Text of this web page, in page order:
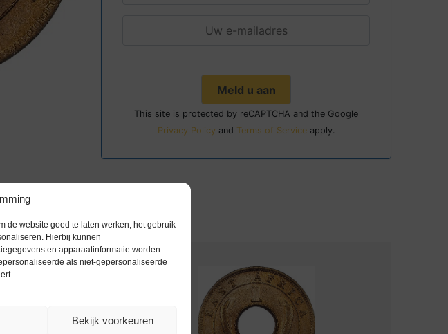
de website goed te laten werken, het gebruik
Hierbij kunnen
en apparaatinformatie worden
als niet-gepersonaliseerde
Bekijk voorkeuren
This site is protected by reCAPTCHA and the Google
Privacy Policy and Terms of Service apply.